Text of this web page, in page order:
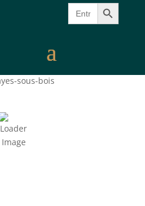
Search
for:
Search Button